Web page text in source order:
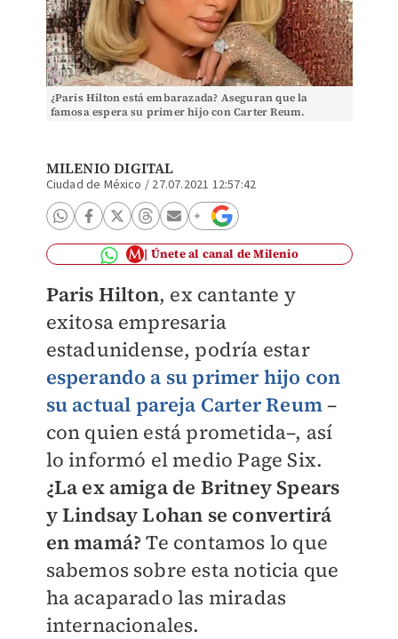
¿Paris Hilton está embarazada? Aseguran que la
famosa espera su primer hijo con Carter Reum.
MILENIO DIGITAL
Ciudad de México / 27.07.2021 12:57:42
Únete al canal de Milenio
Paris Hilton, ex cantante y
exitosa empresaria
estadunidense, podría estar
esperando a su primer hijo con
su actual pareja Carter Reum–
con quien está prometida–, así
lo informó el medio Page Six.
¿La ex amiga de Britney Spears
y Lindsay Lohan se convertirá
en mamá?Te contamos lo que
sabemos sobre esta noticia que
ha acaparado las miradas
internacionales.